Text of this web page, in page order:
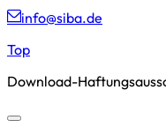
info@siba.de
Top
Download-